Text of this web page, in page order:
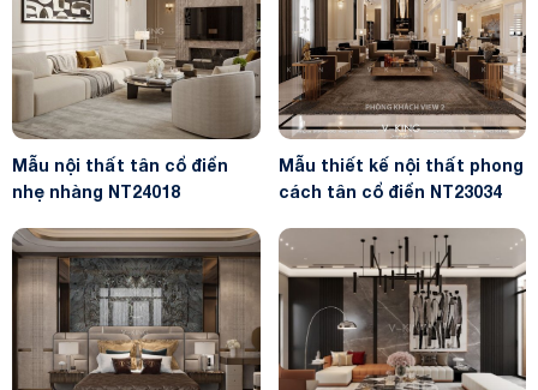
Mẫu nội thất tân cổ điển
nhẹ nhàng NT24018
Mẫu thiết kế nội thất phong
cách tân cổ điển NT23034